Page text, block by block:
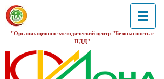
"Организационно-методический центр "Безопасность с
ПДД"